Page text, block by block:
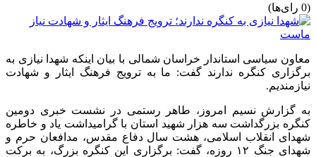
(0 رای‌ها)
معاون سیاسی استاندار خراسان شمالی با بیان اینکه شهدا نیازی به
برگزاری کنگره ندارند گفت: ما به ترویج فرهنگ ایثار و شهادت
نیازمندیم.
به گزارش نسیم امروز، طاهر رستمی در نشست خبری دومین
کنگره بزرگداشت سه هزار شهید استان با گرامیداشت یاد و خاطره
شهدای انقلاب اسلامی، هشت سال دفاع مقدس، مدافعان حرم و
شهدای جنگ ۱۲ روزه، گفت: برگزاری این کنگره بزرگ، به برکت